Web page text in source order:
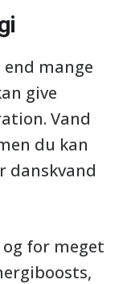
mange
give
Vand
du kan
danskvand
for meget